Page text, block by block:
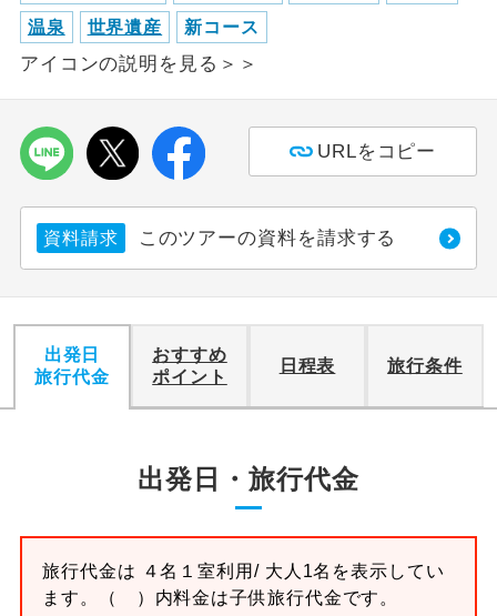
温泉 世界遺産 新コース
アイコンの説明を見る＞＞
URLをコピー
資料請求 このツアーの資料を請求する
出発日
旅行代金
おすすめ
ポイント
日程表 旅行条件
出発日・旅行代金
旅行代金は ４名１室利用/ 大人1名を表示してい
ます。
（ ）内料金は子供旅行代金です。
ホテル指定
ご紹介するホテルを指定したコースで
す。